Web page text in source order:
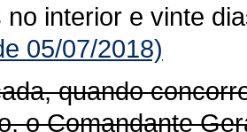
no interior e vinte
05/07/2018)
quando
o Comandante